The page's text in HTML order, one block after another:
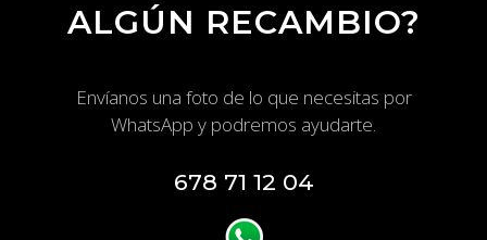
ALGÚN RECAMBIO?
Envíanos una foto de lo que necesitas por
WhatsApp y podremos ayudarte.
678 71 12 04